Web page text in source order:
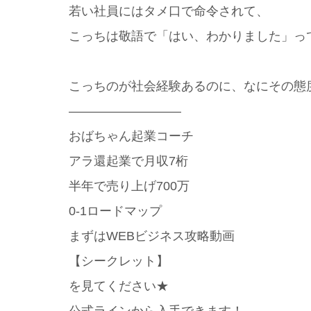
若い社員にはタメ口で命令されて、
こっちは敬語で「はい、わかりました」っ
こっちのが社会経験あるのに、なにその
—————————
おばちゃん起業コーチ
アラ還起業で月収7桁
半年で売り上げ700万
0-1ロードマップ
まずはWEBビジネス攻略動画
【シークレット】
を見てください★